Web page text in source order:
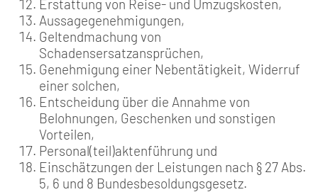
Erstattung von Reise- und Umzugskosten,
Aussagegenehmigungen,
Geltendmachung von
Schadensersatzansprüchen,
Genehmigung einer Nebentätigkeit, Widerruf
einer solchen,
Entscheidung über die Annahme von
Belohnungen, Geschenken und sonstigen
Vorteilen,
Personal(teil)aktenführung und
Einschätzungen der Leistungen nach § 27 Abs.
5, 6 und 8 Bundesbesoldungsgesetz.